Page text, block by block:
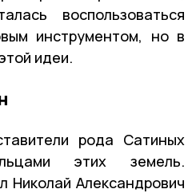
воспользоваться
инструментом, но в
идеи.
рода Сатиных
этих земель.
Николай Александрович